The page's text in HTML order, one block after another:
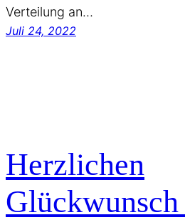
Verteilung an…
Juli 24, 2022
Herzlichen
Glückwunsch